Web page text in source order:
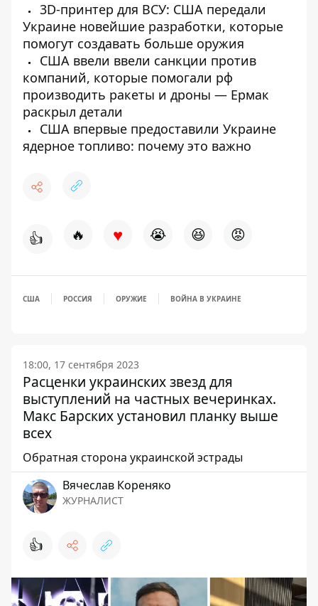
3D-принтер для ВСУ: США передали
Украине новейшие разработки, которые
помогут создавать больше оружия
США ввели ввели санкции против
компаний, которые помогали рф
производить ракеты и дроны — Ермак
раскрыл детали
США впервые предоставили Украине
ядерное топливо: почему это важно
👍 🔥 ♥ 😭 😆 😡
США РОССИЯ ОРУЖИЕ ВОЙНА В УКРАИНЕ
18:00, 17 сентября 2023
Расценки украинских звезд для
выступлений на частных вечеринках.
Макс Барских установил планку выше
всех
Обратная сторона украинской эстрады
Вячеслав Кореняко
ЖУРНАЛИСТ
👍